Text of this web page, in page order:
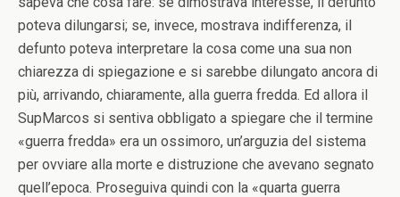
poteva dilungarsi; se, invece, mostrava indifferenza, il
defunto poteva interpretare la cosa come una sua non
chiarezza di spiegazione e si sarebbe dilungato ancora di
più, arrivando, chiaramente, alla guerra fredda. Ed allora il
SupMarcos si sentiva obbligato a spiegare che il termine
«guerra fredda» era un ossimoro, un’arguzia del sistema
per ovviare alla morte e distruzione che avevano segnato
quell’epoca. Proseguiva quindi con la «quarta guerra